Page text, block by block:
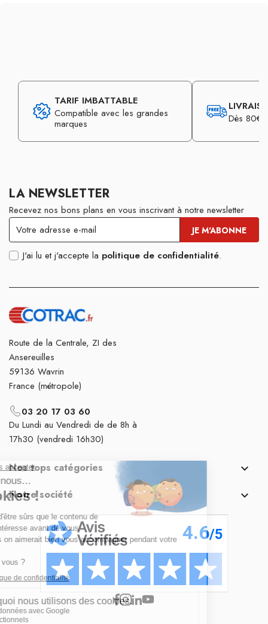
TARIF IMBATTABLE
Compatible avec les grandes
marques
Dès 80€
LA NEWSLETTER
Recevez nos bons plans en vous inscrivant à notre newsletter
J'ai lu et j'accepte la politique de confidentialité.
Route de la Centrale, ZI des
Ansereuilles
59136 Wavrin
France (métropole)
03 20 17 03 60
Du Lundi au Vendredi de de 8h à
17h30 (vendredi 16h30)
Nos tops catégories 
Notre société 